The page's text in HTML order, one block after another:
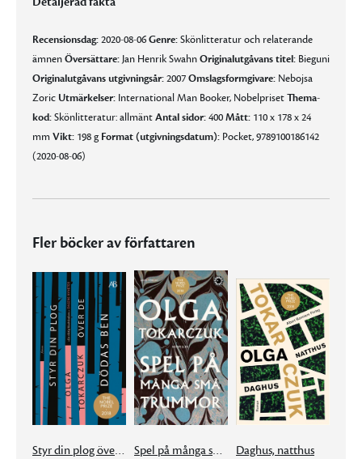
Recensionsdag:2020-08-06Genre:Skönlitteratur och relaterande
ämnenÖversättare:Jan Henrik SwahnOriginalutgåvans titel: Bieguni
Originalutgåvans utgivningsår:2007Omslagsformgivare: Nebojsa
Zoric Utmärkelser: International Man Booker, NobelprisetThema-
kod:Skönlitteratur: allmäntAntal sidor:400Mått: 110 x 178 x 24
mmVikt: 198 g Format (utgivningsdatum): Pocket, 9789100186142
(2020-08-06)
Fler böcker av författaren
Styr din plog över de dödas ben Spel på många små trummor Daghus, natthus